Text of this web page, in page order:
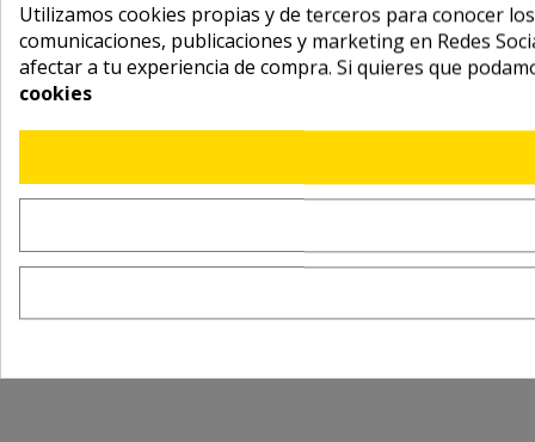
Utilizamos cookies propias y de terceros para conocer
comunicaciones, publicaciones y marketing en Redes
afectar a tu experiencia de compra. Si quieres que
cookies